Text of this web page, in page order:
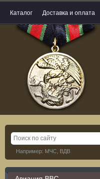
Каталог Доставка и оплата
Например: МЧС, ВДВ